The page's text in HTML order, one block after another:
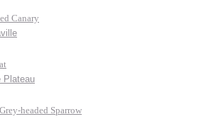
Canary
Plateau
headed Sparrow